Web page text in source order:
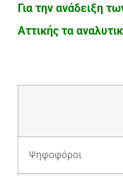
Για την ανάδειξη
Αττικής τα
Ψηφοφόροι